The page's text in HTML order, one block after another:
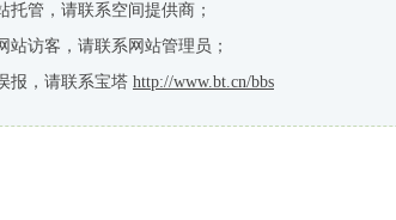
托管，请联系空间提供商；
站访客，请联系网站管理员；
报，请联系宝塔 http://www.bt.cn/bbs